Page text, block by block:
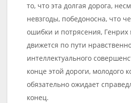
то, что эта долгая дорога,
невзгоды, победоносна, что
ошибки и потрясения, Генрих
движется по пути
интеллектуального
конце этой дороги, молодого
обязательно ожидает
конец.